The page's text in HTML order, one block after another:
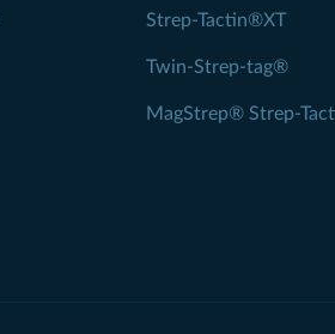
Strep-Tactin®XT
Twin-Strep-tag®
MagStrep® Strep-